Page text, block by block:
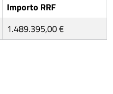
Importo RRF
1.489.395,00 €